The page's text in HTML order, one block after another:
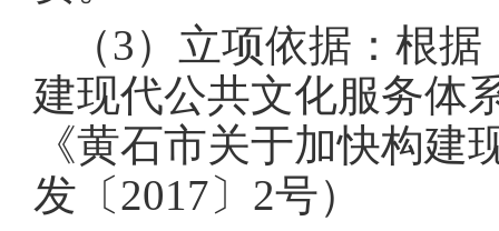
（3）立项依据：根
建现代公共文化服务体
《黄石市关于加快构
发〔2017〕2号）